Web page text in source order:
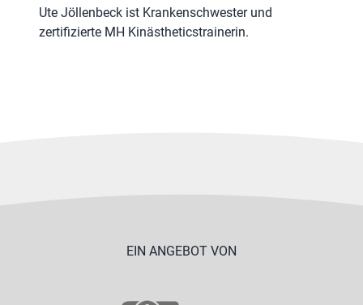
Ute Jöllenbeck ist Krankenschwester und
zertifizierte MH Kinästheticstrainerin.
EIN ANGEBOT VON